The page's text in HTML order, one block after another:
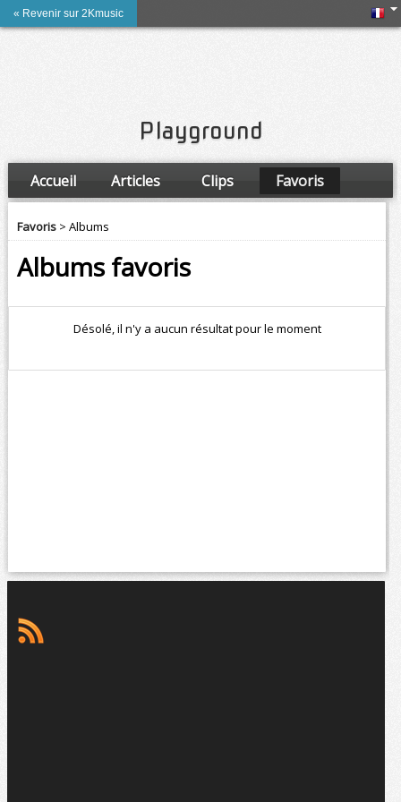
« Revenir sur 2Kmusic
Playground
Accueil Articles Clips
Favoris
Amis
Favoris > Albums
Albums favoris
Désolé, il n'y a aucun résultat pour le moment